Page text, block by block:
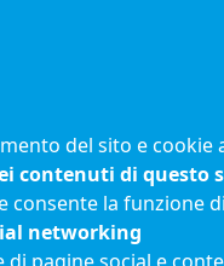
del sito e cookie
contenuti di
consente la funzione
networking